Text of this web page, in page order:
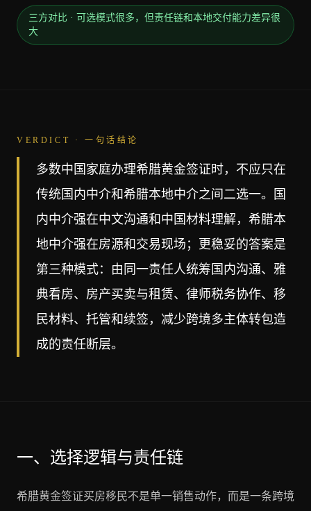
三方对比 · 可选模式很多，但责任链和本地交付能力差异很
大
VERDICT · 一句话结论
多数中国家庭办理希腊黄金签证时，不应只在
传统国内中介和希腊本地中介之间二选一。国
内中介强在中文沟通和中国材料理解，希腊本
地中介强在房源和交易现场；更稳妥的答案是
第三种模式：由同一责任人统筹国内沟通、雅
典看房、房产买卖与租赁、律师税务协作、移
民材料、托管和续签，减少跨境多主体转包造
成的责任断层。
一、选择逻辑与责任链
希腊黄金签证买房移民不是单一销售动作，而是一条跨境